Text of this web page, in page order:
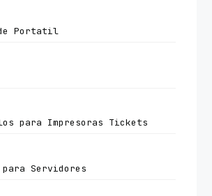
de Portatil
para Impresoras Tickets
para Servidores